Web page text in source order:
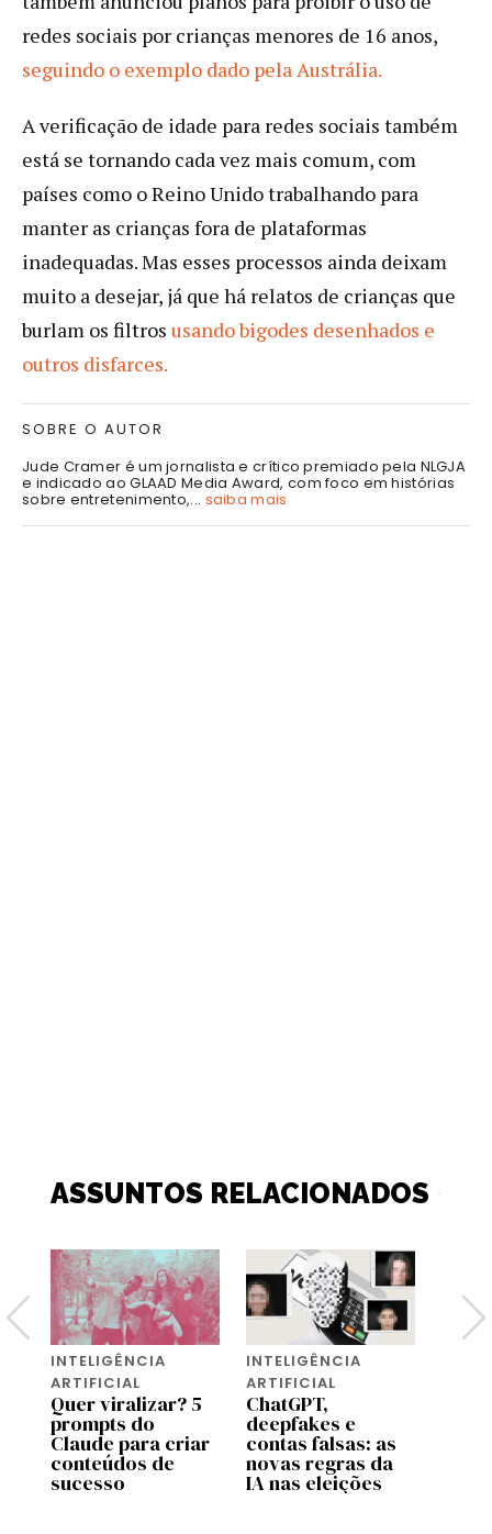
redes sociais por crianças menores de 16 anos,
seguindo o exemplo dado pela Austrália.
A verificação de idade para redes sociais também
está se tornando cada vez mais comum, com
países como o Reino Unido trabalhando para
manter as crianças fora de plataformas
inadequadas. Mas esses processos ainda deixam
muito a desejar, já que há relatos de crianças que
burlam os filtros usando bigodes desenhados e
outros disfarces.
SOBRE O AUTOR
Jude Cramer é um jornalista e crítico premiado pela NLGJA
e indicado ao GLAAD Media Award, com foco em histórias
sobre entretenimento,... saiba mais
ASSUNTOS RELACIONADOS
INTELIGÊNCIA
ARTIFICIAL
Quer viralizar? 5
prompts do
Claude para criar
conteúdos de
sucesso
INTELIGÊNCIA
ARTIFICIAL
ChatGPT,
deepfakes e
contas falsas: as
novas regras da
IA nas eleições